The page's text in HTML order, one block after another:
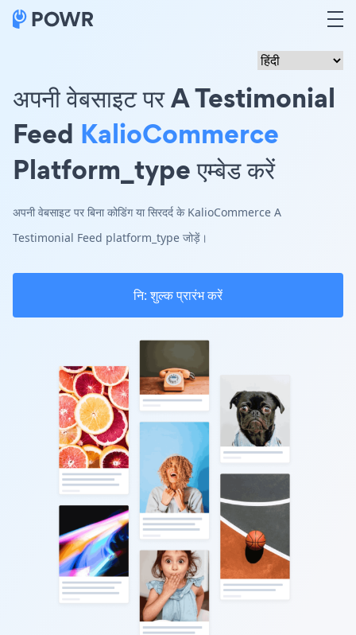
अपनी वेबसाइट पर A Testimonial
Feed KalioCommerce
Platform_type एम्बेड करें
अपनी वेबसाइट पर बिना कोडिंग या सिरदर्द के KalioCommerce A
Testimonial Feed platform_type जोड़ें।
नि: शुल्क प्रारंभ करें